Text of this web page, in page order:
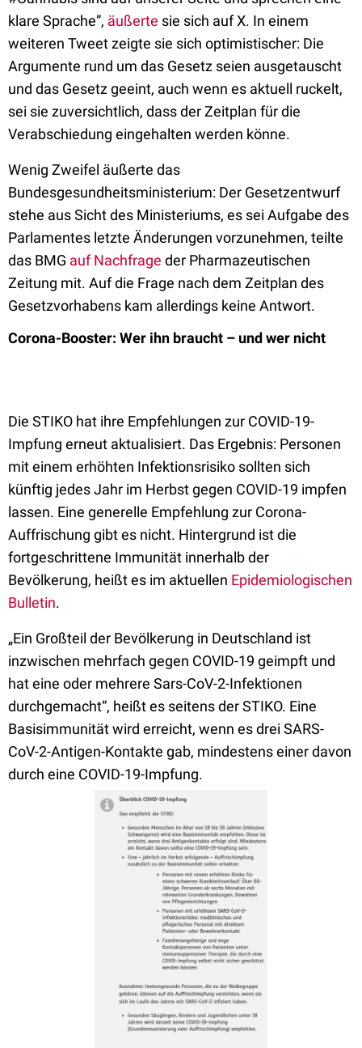
klare Sprache”, äußerte sie sich auf X. In einem
weiteren Tweet zeigte sie sich optimistischer: Die
Argumente rund um das Gesetz seien ausgetauscht
und das Gesetz geeint, auch wenn es aktuell ruckelt,
sei sie zuversichtlich, dass der Zeitplan für die
Verabschiedung eingehalten werden könne.
Wenig Zweifel äußerte das
Bundesgesundheitsministerium: Der Gesetzentwurf
stehe aus Sicht des Ministeriums, es sei Aufgabe des
Parlamentes letzte Änderungen vorzunehmen, teilte
das BMG auf Nachfrage der Pharmazeutischen
Zeitung mit. Auf die Frage nach dem Zeitplan des
Gesetzvorhabens kam allerdings keine Antwort.
Corona-Booster: Wer ihn braucht – und wer nicht
Die STIKO hat ihre Empfehlungen zur COVID-19-
Impfung erneut aktualisiert. Das Ergebnis: Personen
mit einem erhöhten Infektionsrisiko sollten sich
künftig jedes Jahr im Herbst gegen COVID-19 impfen
lassen. Eine generelle Empfehlung zur Corona-
Auffrischung gibt es nicht. Hintergrund ist die
fortgeschrittene Immunität innerhalb der
Bevölkerung, heißt es im aktuellen Epidemiologischen
Bulletin.
„Ein Großteil der Bevölkerung in Deutschland ist
inzwischen mehrfach gegen COVID-19 geimpft und
hat eine oder mehrere Sars-CoV-2-Infektionen
durchgemacht“, heißt es seitens der STIKO. Eine
Basisimmunität wird erreicht, wenn es drei SARS-
CoV-2-Antigen-Kontakte gab, mindestens einer davon
durch eine COVID-19-Impfung.